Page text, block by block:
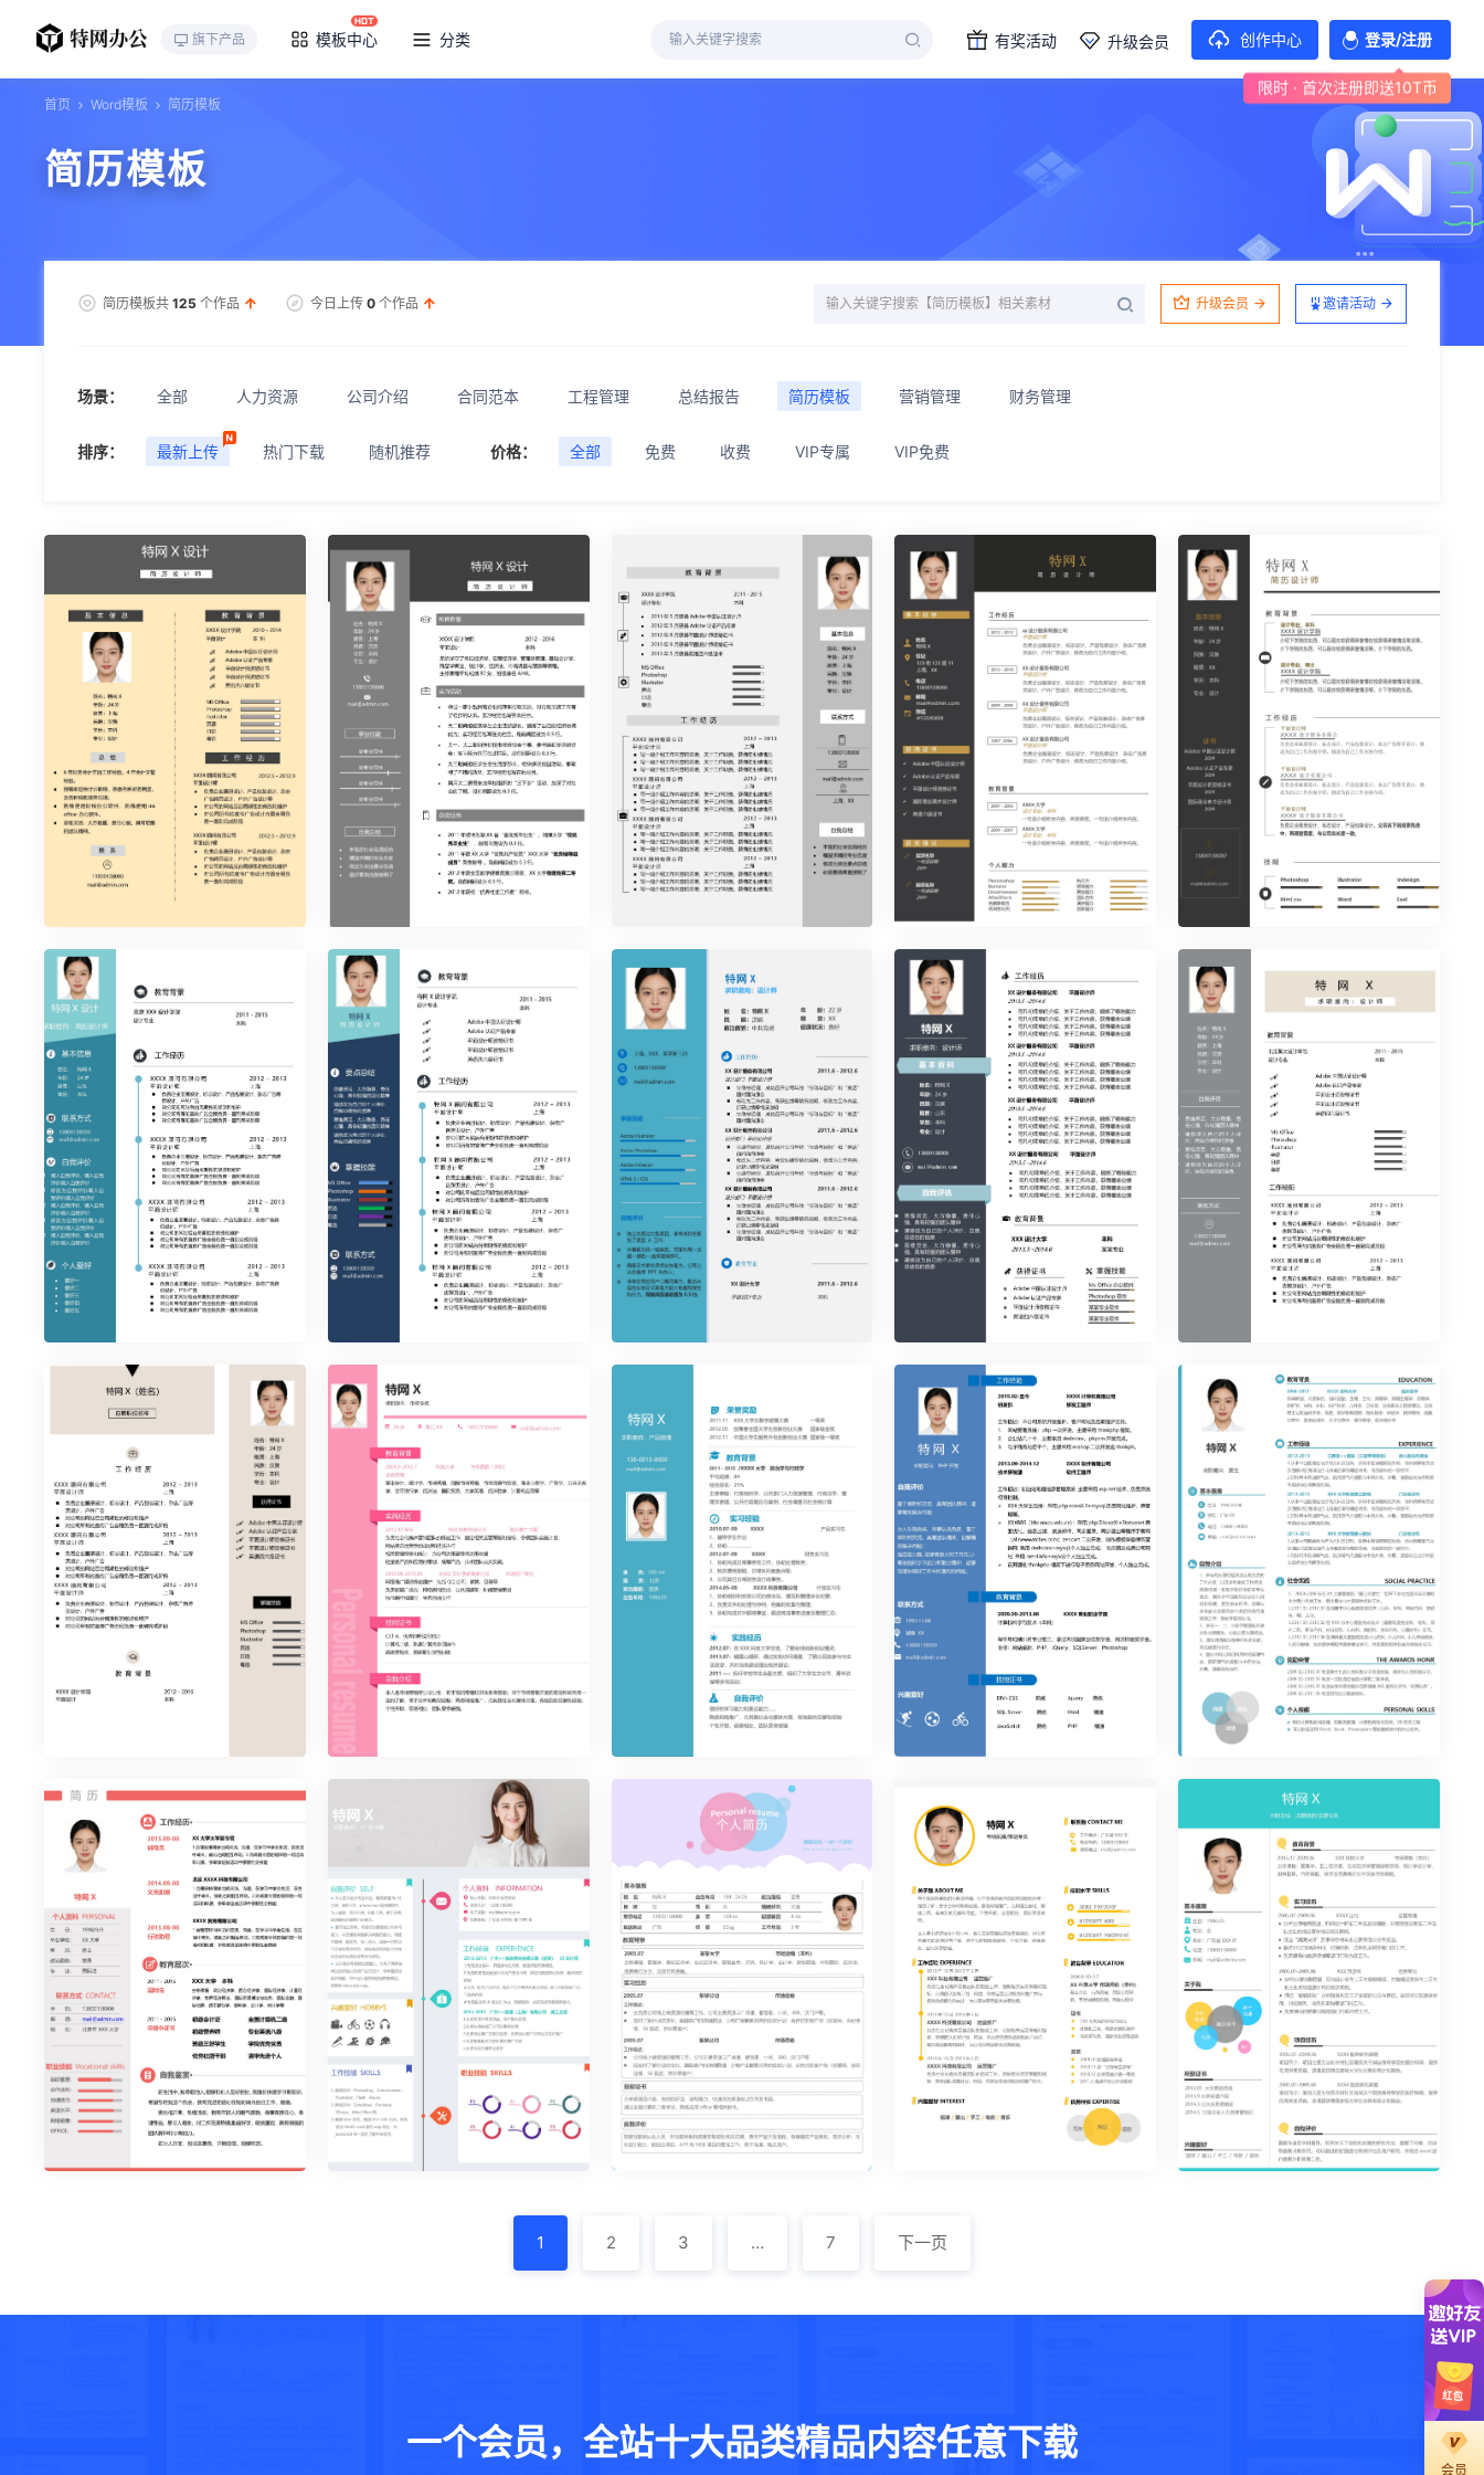
旗下产品 模板中心 分类 有奖活动 升级会员 创作中心 登录/注册
限时 · 首次注册即送10T币
首页 Word模板 简历模板
简历模板
简历模板共 125 个作品 今日上传 0 个作品 升级会员 邀请活动
场景： 全部 人力资源 公司介绍 合同范本 工程管理 总结报告 简历模板 营销管理 财务管理
排序： 最新上传 热门下载 随机推荐 价格： 全部 免费 收费 VIP专属 VIP免费
时尚简约单页31 时尚简约单页32 时尚简约单页33 时尚简约单页34 时尚简约单页35
时尚简约单页36 时尚简约单页37 时尚简约单页39 时尚简约单页40 时尚简约单页30
时尚简约单页29 优雅简约单页22 优雅简约单页23 优雅简约单页24
1 2 3 … 7 下一页
一个会员，全站十大品类精品内容任意下载
会员